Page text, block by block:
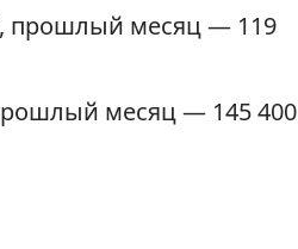
, прошлый месяц — 119
месяц — 145 400